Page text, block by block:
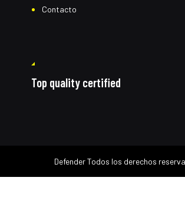
Contacto
Top quality certified
DefenderTodos los derechos